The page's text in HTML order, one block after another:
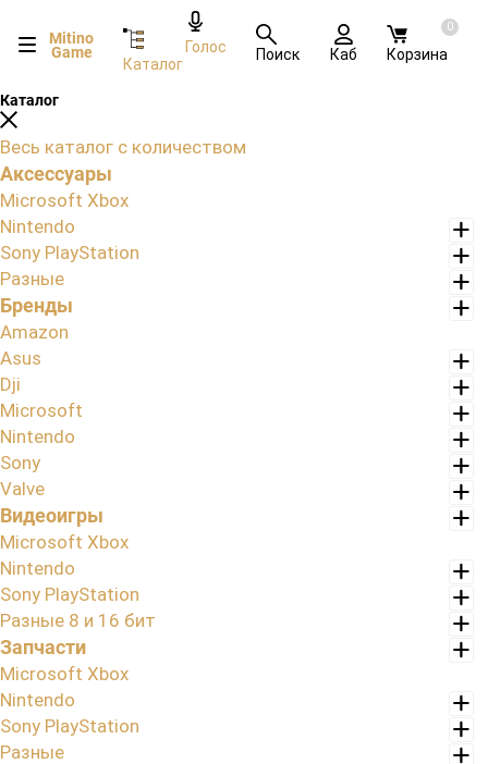
Mitino
Game
Каталог
Голос Поиск Каб
0
Корзина
Каталог
Весь каталог с количеством
Аксессуары
Microsoft Xbox
Nintendo
Sony PlayStation
Разные
Бренды
Amazon
Asus
Dji
Microsoft
Nintendo
Sony
Valve
Видеоигры
Microsoft Xbox
Nintendo
Sony PlayStation
Разные 8 и 16 бит
Запчасти
Microsoft Xbox
Nintendo
Sony PlayStation
Разные